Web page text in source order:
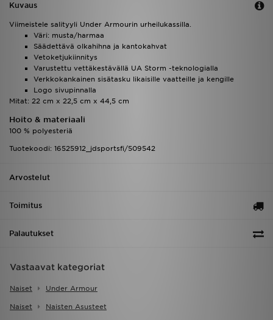
Kuvaus
Viimeistele salityyli Under Armourin urheilukassilla.
Väri: musta/harmaa
Säädettävä olkahihna ja kantokahvat
Vetoketjukiinnitys
Varustettu vettäkestävällä UA Storm -teknologialla
Verkkokankainen sisätasku likaisille vaatteille ja kengille
Logo sivupinnalla
Mitat: 22 cm x 22,5 cm x 44,5 cm
Hoito & materiaali
100 % polyesteriä
Tuotekoodi: 16525912_jdsportsfi/509542
Arvostelut
Toimitus
Palautukset
Vastaavat kategoriat
Naiset Under Armour
Naiset Naisten Asusteet